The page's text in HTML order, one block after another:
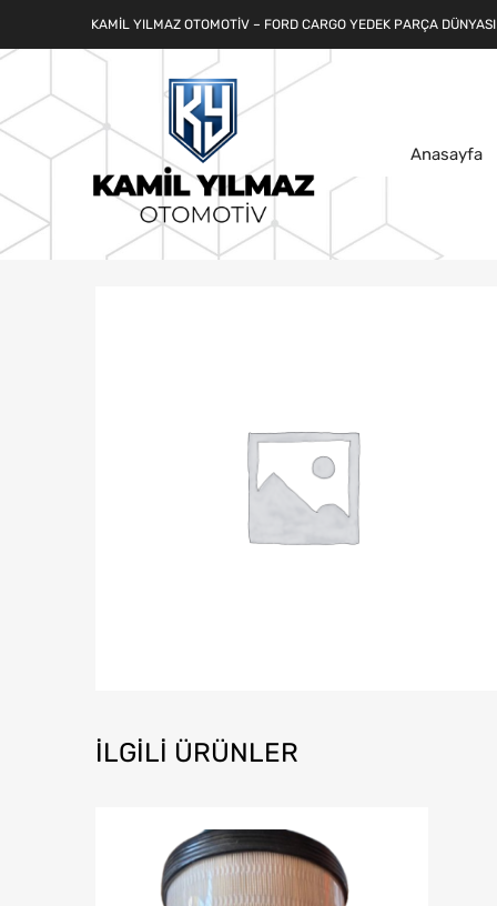
KAMIL YILMAZ OTOMOTIV – FORD CARGO YEDEK PARÇA DÜNYASI
Anasayfa
İLGILI ÜRÜNLER